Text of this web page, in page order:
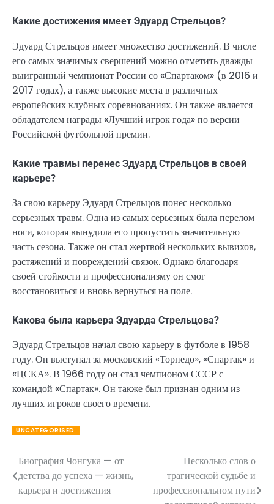
Какие достижения имеет Эдуард Стрельцов?
Эдуард Стрельцов имеет множество достижений. В числе
его самых значимых свершений можно отметить дважды
выигранный чемпионат России со «Спартаком» (в 2016 и
2017 годах), а также высокие места в различных
европейских клубных соревнованиях. Он также является
обладателем награды «Лучший игрок года» по версии
Российской футбольной премии.
Какие травмы перенес Эдуард Стрельцов в своей
карьере?
За свою карьеру Эдуард Стрельцов понес несколько
серьезных травм. Одна из самых серьезных была перелом
ноги, которая вынудила его пропустить значительную
часть сезона. Также он стал жертвой нескольких вывихов,
растяжений и повреждений связок. Однако благодаря
своей стойкости и профессионализму он смог
восстановиться и вновь вернуться на поле.
Какова была карьера Эдуарда Стрельцова?
Эдуард Стрельцов начал свою карьеру в футболе в 1958
году. Он выступал за московский «Торпедо», «Спартак» и
«ЦСКА». В 1966 году он стал чемпионом СССР с
командой «Спартак». Он также был признан одним из
лучших игроков своего времени.
UNCATEGORISED
Навигация
по
Биография Чонгука — от
детства до успеха — жизнь,
карьера и достижения
Несколько слов о
трагической судьбе и
профессиональном пути